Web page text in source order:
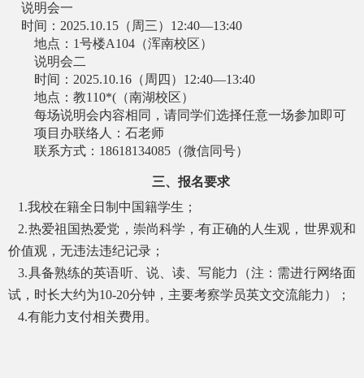
说明会一
时间：2025.10.15（周三）12:40—13:40
地点： 1号楼A104（浑南校区）
说明会二
时间： 2025.10.16（周四）12:40—13:40
地点：教110*(（南湖校区）
每场说明会内容相同，请同学们选择任意一场参加即可
项目办联络人：石老师
联系方式： 18618134085（微信同号）
三、报名要求
1.我校在籍全日制中国籍学生；
2.热爱祖国热爱党，崇尚科学，有正确的人生观，世界观和
价值观，无违法违纪记录；
3.具备熟练的英语听、说、读、写能力（注：需进行网络面
试，时长大约为10-20分钟，主要考察学员英文交流能力）；
4.有能力支付相关费用。